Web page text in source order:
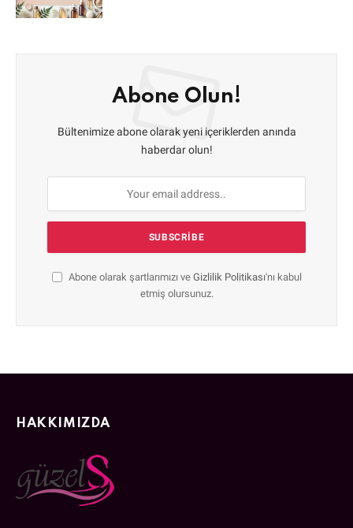
Abone Olun!
Bültenimize abone olarak yeni içeriklerden anında
haberdar olun!
Abone olarak şartlarımızı ve Gizlilik Politikası'nı kabul
etmiş olursunuz.
HAKKIMIZDA